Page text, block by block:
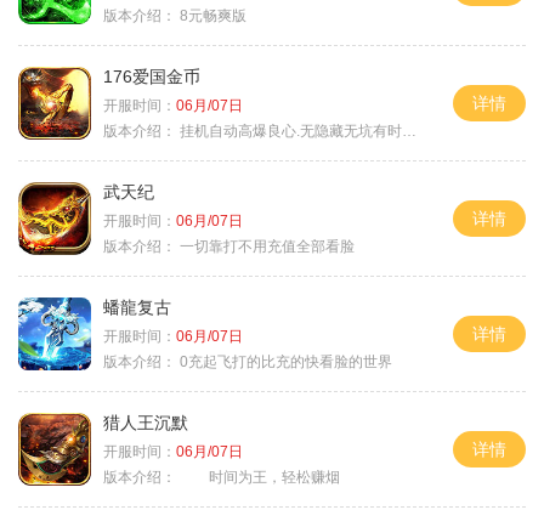
版本介绍： 8元畅爽版
176爱国金币
开服时间： 06月/07日
版本介绍： 挂机自动高爆良心.无隐藏无坑有时间就是
详情
武天纪
开服时间： 06月/07日
版本介绍： 一切靠打不用充值全部看脸
详情
蟠龍复古
开服时间： 06月/07日
版本介绍： 0充起飞打的比充的快看脸的世界
详情
猎人王沉默
开服时间： 06月/07日
版本介绍：
时间为王，轻松赚烟
详情